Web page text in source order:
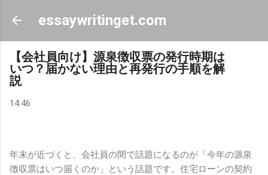
スキップしてメイン コンテンツに移動
essaywritinget.com
【会社員向け】源泉徴収票の発行時期は
いつ？届かない理由と再発行の手順を解
説
14:46
年末が近づくと、会社員の間で話題になるのが「今年の源泉
徴収票はいつ届くのか」という話題です。住宅ローンの契約